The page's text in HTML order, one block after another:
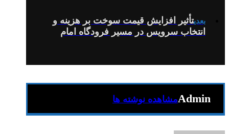
بعدیتأثیر افزایش قیمت سوخت بر هزینه و
انتخاب سرویس در مسیر فرودگاه امام
Adminمشاهده نوشته ها